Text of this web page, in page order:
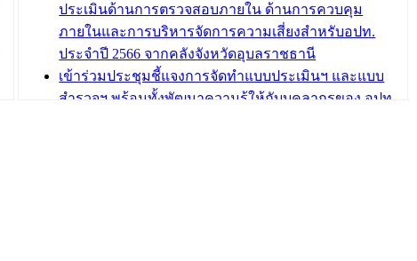
ประเมินด้านการตรวจสอบภายใน ด้านการควบคุม
ภายในและการบริหารจัดการความเสี่ยงสำหรับอปท.
ประจำปี 2566 จากคลังจังหวัดอุบลราชธานี
เข้าร่วมประชุมชี้แจงการจัดทำแบบประเมินฯ และแบบ
สำรวจฯ พร้อมทั้งพัฒนาความรู้ให้กับบุคลากรของ อปท.